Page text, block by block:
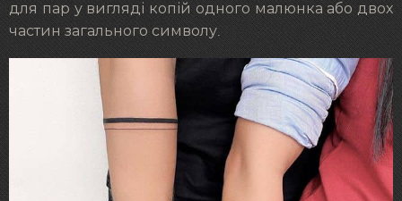
для пар у вигляді копій одного малюнка або двох
частин загального символу.